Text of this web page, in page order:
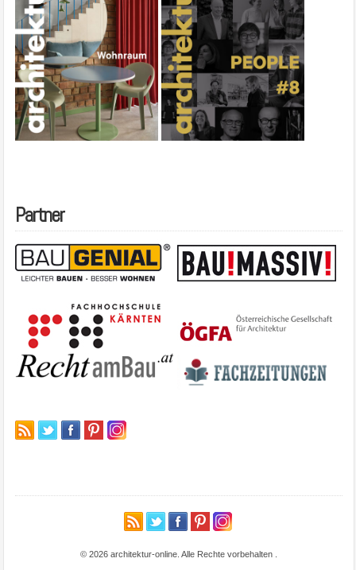
Partner
© 2026 architektur-online. Alle Rechte vorbehalten